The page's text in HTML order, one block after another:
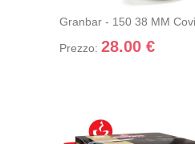
Granbar - 150 38 MM
Prezzo: 28.00 €